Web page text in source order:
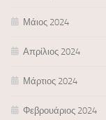
Μάιος 2024
Απρίλιος 2024
Μάρτιος 2024
Φεβρουάριος 2024